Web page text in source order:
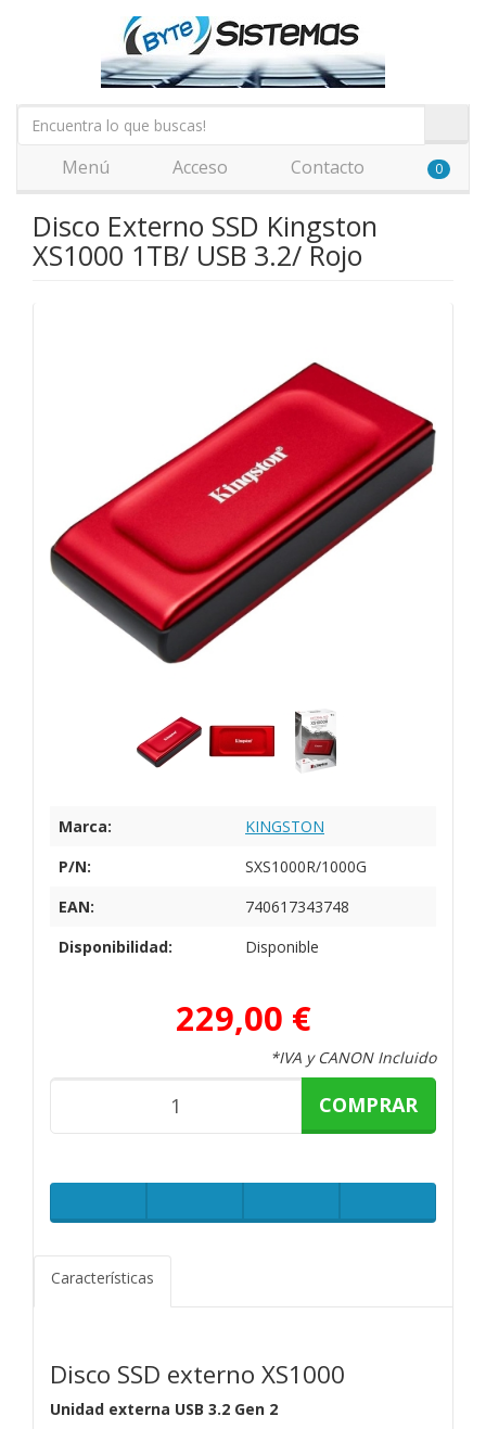
Menú Acceso Contacto 0
Disco Externo SSD Kingston
XS1000 1TB/ USB 3.2/ Rojo
Marca:
KINGSTON
P/N:
SXS1000R/1000G
EAN:
740617343748
Disponibilidad:
Disponible
229,00 €
*IVA y CANON Incluido
COMPRAR
Características
Disco SSD externo XS1000
Unidad externa USB 3.2 Gen 2